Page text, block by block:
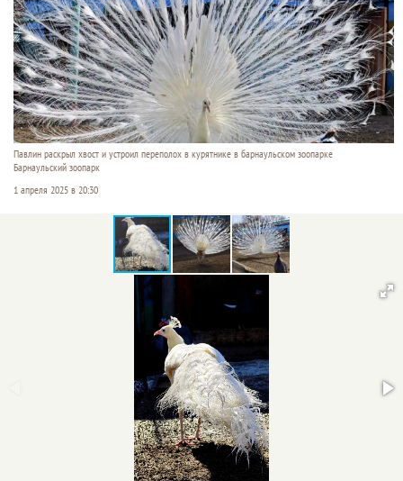
Павлин раскрыл хвост и устроил переполох в курятнике в барнаульском зоопарке
Барнаульский зоопарк
1 апреля 2025 в 20:30